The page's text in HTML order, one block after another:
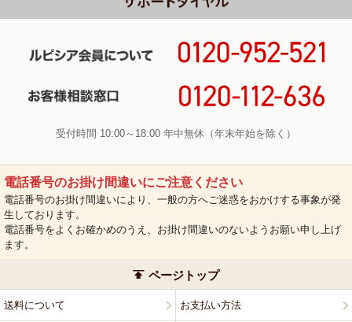
受付時間 10:00～18:00 年中無休（年末年始を除く）
電話番号のお掛け間違いにご注意ください
電話番号のお掛け間違いにより、一般の方へご迷惑をおかけする事象が発
生しております。
電話番号をよくお確かめのうえ、お掛け間違いのないようお願い申し上げ
ます。
ページトップ
送料について お支払い方法